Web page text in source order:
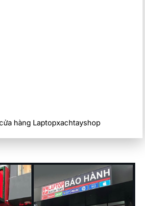
hàng Laptopxachtayshop